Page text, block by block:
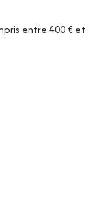
entre 400 € et